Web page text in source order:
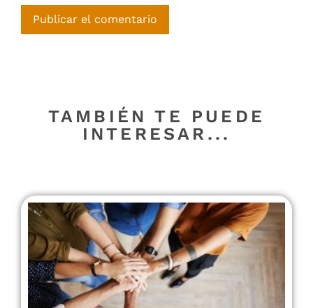
TAMBIÉN TE PUEDE
INTERESAR...